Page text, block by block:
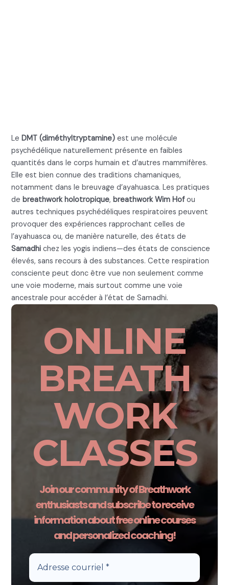
Le DMT (diméthyltryptamine) est une molécule
psychédélique naturellement présente en faibles
quantités dans le corps humain et d’autres mammifères.
Elle est bien connue des traditions chamaniques,
notamment dans le breuvage d’ayahuasca. Les pratiques
de breathwork holotropique, breathwork Wim Hofou
autres techniques psychédéliques respiratoires peuvent
provoquer des expériences rapprochant celles de
l’ayahuasca ou, de manière naturelle, des états de
Samadhi chez les yogis indiens—des états de conscience
élevés, sans recours à des substances. Cette respiration
consciente peut donc être vue non seulement comme
une voie moderne, mais surtout comme une voie
ancestrale pour accéder à l’état de Samadhi.
ONLINE
BREATH
WORK
CLASSES
Join our community of Breathwork
enthusiasts and subscribe to receive
information about free online courses
and personalized coaching!